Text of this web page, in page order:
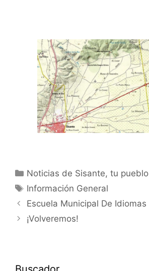
Noticias de Sisante, tu pueblo
Información General
Escuela Municipal De Idiomas
¡Volveremos!